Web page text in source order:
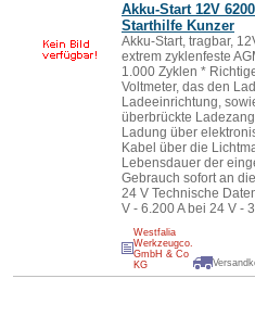
Akku-Start 12V
Starthilfe Kunzer
Akku-Start, tragbar,
extrem zyklenfeste
1.000 Zyklen *
Voltmeter, das den
Ladeeinrichtung,
überbrückte
Ladung über
Kabel über die
Lebensdauer der
Gebrauch sofort an
24 V Technische
V - 6.200 A bei 24 V -
Westfalia
Werkzeugco.
GmbH & Co
KG